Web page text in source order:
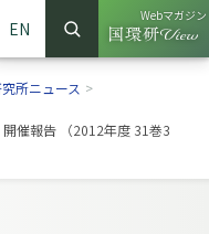
EN
サイト内検索
検索
Webマガジン
（別ウイ
所ニュース >
催報告 （2012年度 31巻3